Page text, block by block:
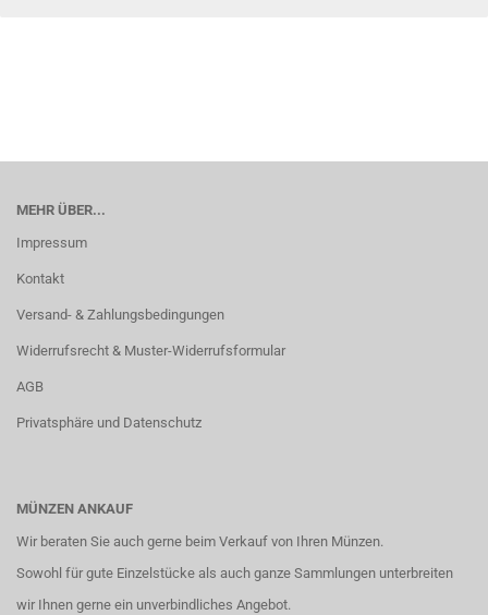
MEHR ÜBER...
Impressum
Kontakt
Versand- & Zahlungsbedingungen
Widerrufsrecht & Muster-Widerrufsformular
AGB
Privatsphäre und Datenschutz
MÜNZEN ANKAUF
Wir beraten Sie auch gerne beim Verkauf von Ihren Münzen.
Sowohl für gute Einzelstücke als auch ganze Sammlungen unterbreiten
wir Ihnen gerne ein unverbindliches Angebot.